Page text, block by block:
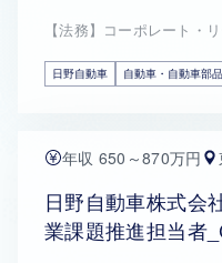
【法務】コーポレート・
日野自動車 自動車・自動車部品
年収 650～870万円
日野自動車株式会
業課題推進担当者